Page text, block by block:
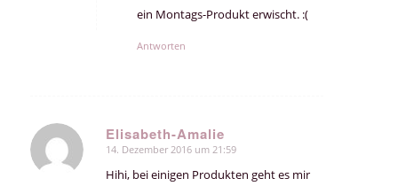
ein Montags-Produkt erwischt. :(
Antworten
Elisabeth-Amalie
sagte:
14. Dezember 2016 um 21:59
Hihi, bei einigen Produkten geht es mir